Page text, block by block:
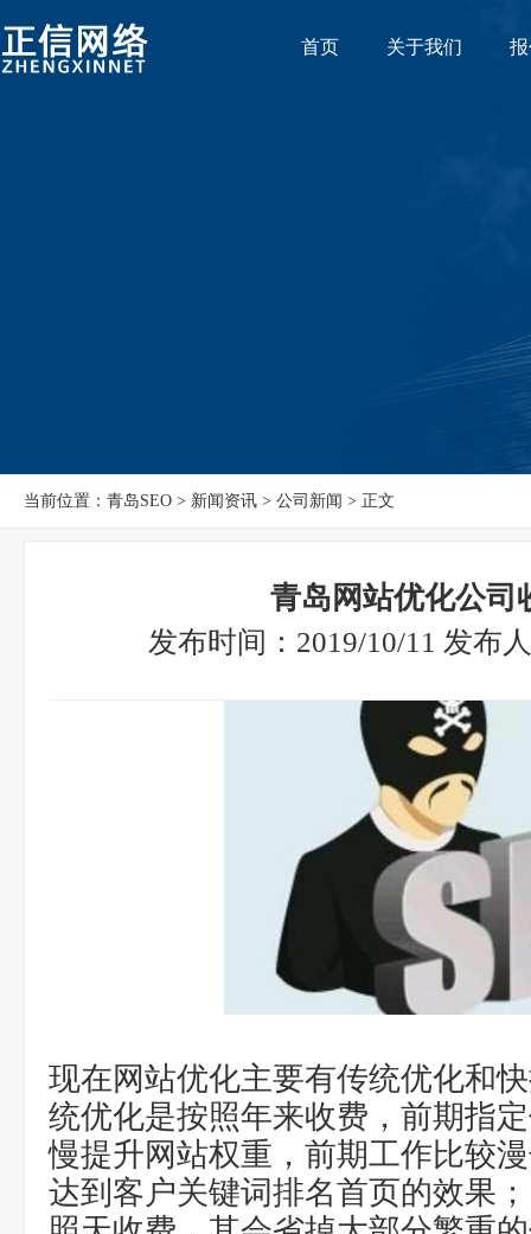
首页 关于我们
当前位置：青岛SEO > 新闻资讯 > 公司新闻 > 正文
青岛网站优化公司
发布时间：2019/10/11 发布
现在网站优化主要有传统优化和
统优化是按照年来收费，前期指
慢提升网站权重，前期工作比较
达到客户关键词排名首页的效果